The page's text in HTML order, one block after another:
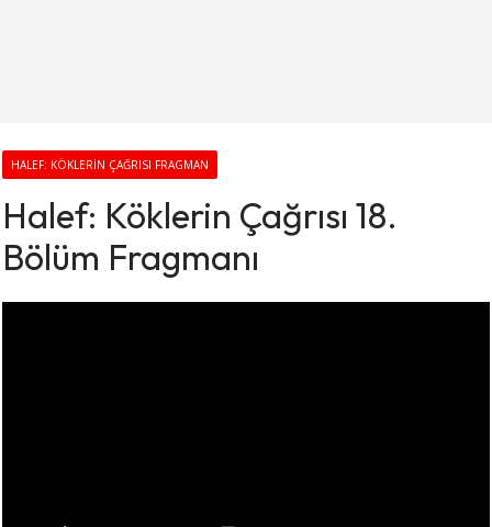
HALEF: KÖKLERIN ÇAĞRISI FRAGMAN
Halef: Köklerin Çağrısı 18.
Bölüm Fragmanı